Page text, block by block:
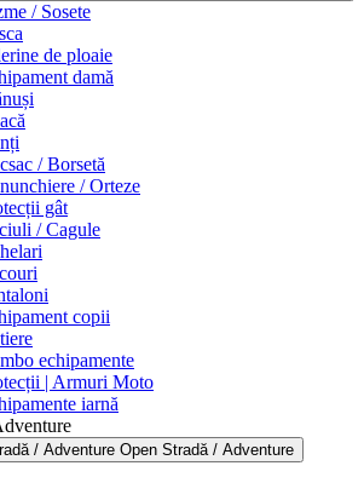
/ Sosete
de ploaie
damă
/ Borsetă
/ Orteze
gât
/ Cagule
copii
echipamente
| Armuri Moto
iarnă
/ Adventure Open Stradă / Adventure